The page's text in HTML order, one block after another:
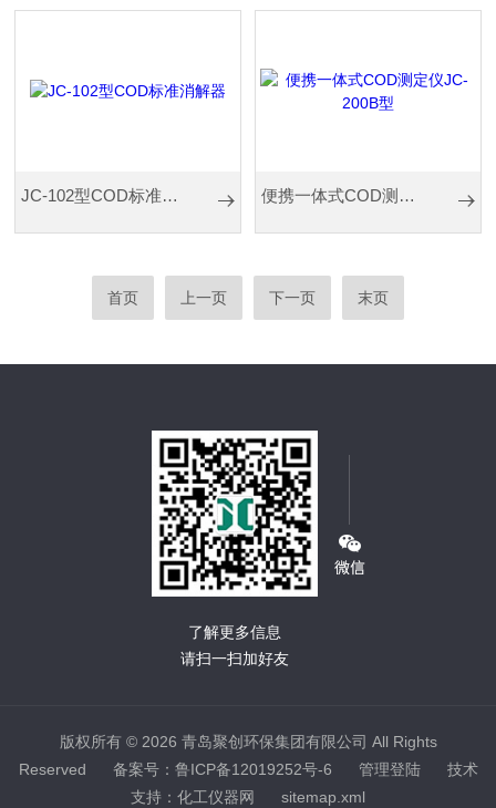
JC-102型COD标准消解器 便携一体式COD测定仪JC-200B型
首页 上一页 下一页 末页
了解更多信息
请扫一扫加好友
版权所有 © 2026 青岛聚创环保集团有限公司 All Rights
Reserved 备案号：鲁ICP备12019252号-6 管理登陆技术
支持： 化工仪器网 sitemap.xml